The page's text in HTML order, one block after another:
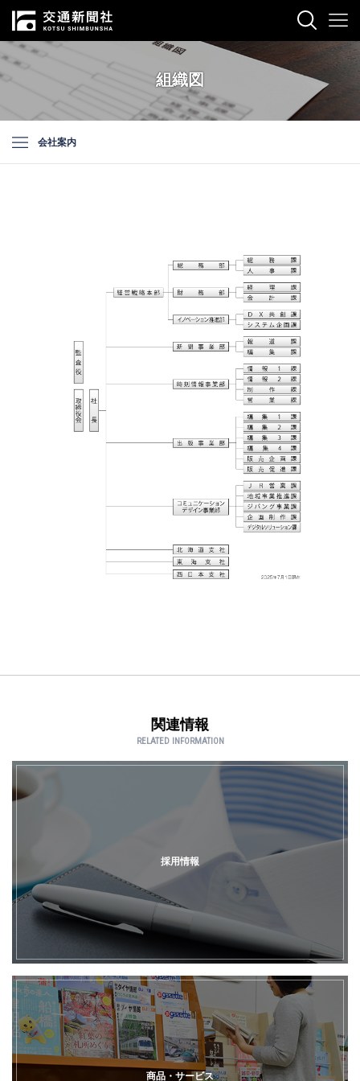
組織図
会社案内
関連情報
RELATED INFORMATION
採用情報
商品・サービス